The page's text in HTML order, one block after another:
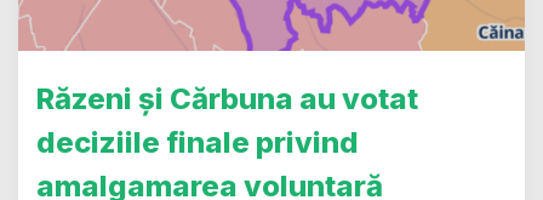
Răzeni și Cărbuna au votat
deciziile finale privind
amalgamarea voluntară